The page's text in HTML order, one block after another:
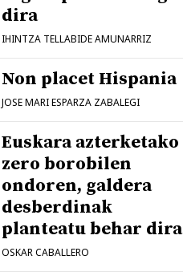
dira
IHINTZA TELLABIDE AMUNARRIZ
Non placet Hispania
JOSE MARI ESPARZA ZABALEGI
Euskara azterketako
zero borobilen
ondoren, galdera
desberdinak
planteatu behar dira
OSKAR CABALLERO